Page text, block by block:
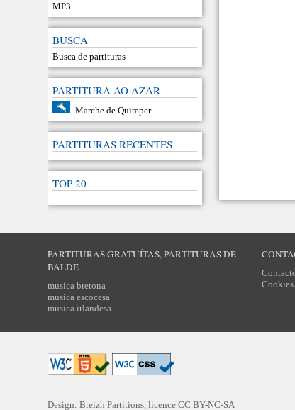
MP3
BUSCA
Busca de partituras
PARTITURA AO AZAR
Marche de Quimper
PARTITURAS RECENTES
TOP 20
PARTITURAS GRATUÍTAS, PARTITURAS DE
BALDE
musica bretona
musica escocesa
musica irlandesa
Cookies
Design: Breizh Partitions, licenceCC BY-NC-SA